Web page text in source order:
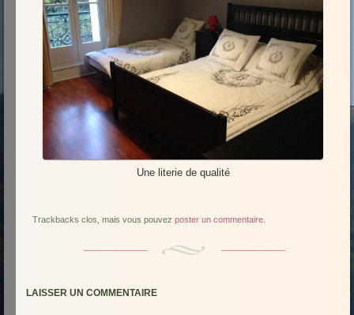
Une literie de qualité
Trackbacks clos, mais vous pouvez poster un commentaire.
LAISSER UN COMMENTAIRE